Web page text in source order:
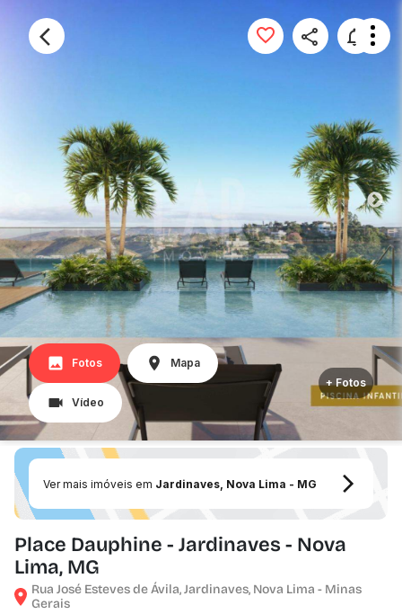
Fotos Mapa
Vídeo
+ Fotos
Ver mais imóveis em Jardinaves, Nova Lima - MG
Place Dauphine - Jardinaves - Nova
Lima, MG
Rua José Esteves de Ávila, Jardinaves, Nova Lima - Minas
Gerais